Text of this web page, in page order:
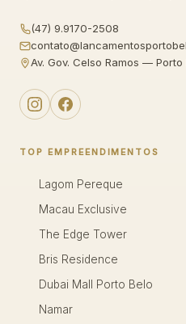
(47) 9.9170-2508
Av. Gov. Celso Ramos — Porto
TOP EMPREENDIMENTOS
Lagom Pereque
Macau Exclusive
The Edge Tower
Bris Residence
Dubai Mall Porto Belo
Namar